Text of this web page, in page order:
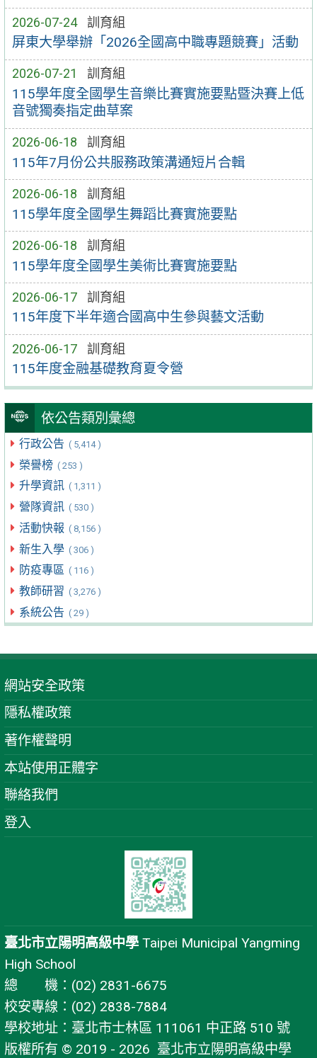
2026-07-24 訓育組
屏東大學舉辦「2026全國高中職專題競賽」活動
2026-07-21 訓育組
115學年度全國學生音樂比賽實施要點暨決賽上低
音號獨奏指定曲草案
2026-06-18 訓育組
115年7月份公共服務政策溝通短片合輯
2026-06-18 訓育組
115學年度全國學生舞蹈比賽實施要點
2026-06-18 訓育組
115學年度全國學生美術比賽實施要點
2026-06-17 訓育組
115年度下半年適合國高中生參與藝文活動
2026-06-17 訓育組
115年度金融基礎教育夏令營
依公告類別彙總
行政公告 ( 5,414 )
榮譽榜 ( 253 )
升學資訊 ( 1,311 )
營隊資訊 ( 530 )
活動快報 ( 8,156 )
新生入學 ( 306 )
防疫專區 ( 116 )
教師研習 ( 3,276 )
系統公告 ( 29 )
網站安全政策
隱私權政策
著作權聲明
本站使用正體字
聯絡我們
登入
臺北市立陽明高級中學 Taipei Municipal Yangming
High School
總 機：(02) 2831-6675
校安專線：(02) 2838-7884
學校地址：臺北市士林區 111061 中正路 510 號
版權所有 © 2019 - 2026 臺北市立陽明高級中學